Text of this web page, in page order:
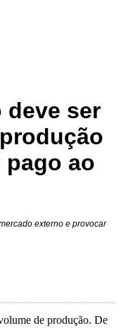
deve ser
pago ao
externo e provocar
de produção. De